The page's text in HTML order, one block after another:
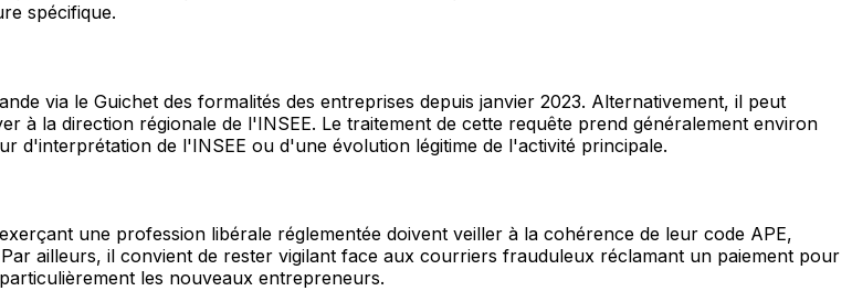
spécifique.
via le Guichet des formalités des entreprises depuis janvier 2023. Alternativement, il peut
à la direction régionale de l'INSEE. Le traitement de cette requête prend généralement environ
d'interprétation de l'INSEE ou d'une évolution légitime de l'activité principale.
une profession libérale réglementée doivent veiller à la cohérence de leur code APE,
ailleurs, il convient de rester vigilant face aux courriers frauduleux réclamant un paiement pour
les nouveaux entrepreneurs.